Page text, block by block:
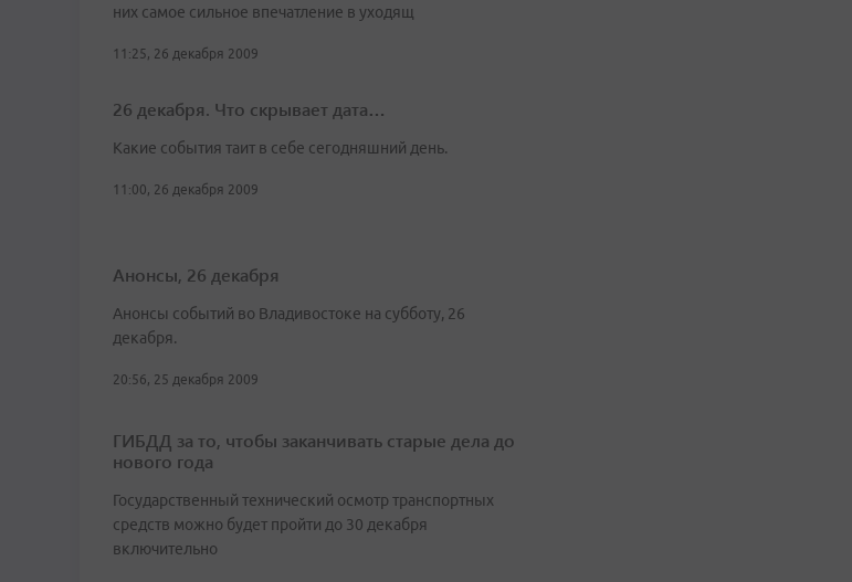
них самое сильное впечатление в уходящ
11:25, 26 декабря 2009
26 декабря. Что скрывает дата…
Какие события таит в себе сегодняшний день.
11:00, 26 декабря 2009
Анонсы, 26 декабря
Анонсы событий во Владивостоке на субботу, 26
декабря.
20:56, 25 декабря 2009
ГИБДД за то, чтобы заканчивать старые дела до
нового года
Государственный технический осмотр транспортных
средств можно будет пройти до 30 декабря
включительно